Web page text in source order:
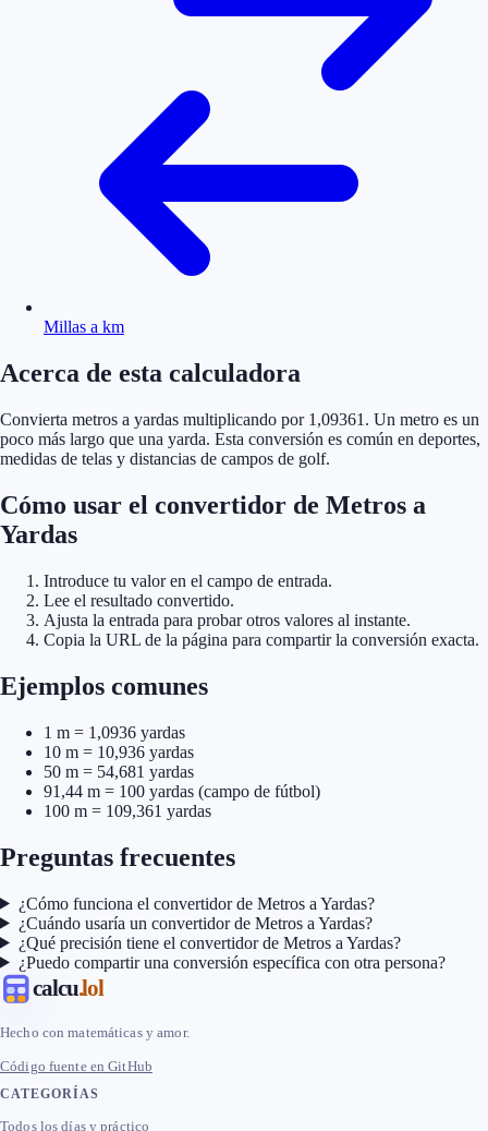
Millas a km
Acerca de esta calculadora
Convierta metros a yardas multiplicando por 1,09361. Un metro es un
poco más largo que una yarda. Esta conversión es común en deportes,
medidas de telas y distancias de campos de golf.
Cómo usar el convertidor de Metros a
Yardas
Introduce tu valor en el campo de entrada.
Lee el resultado convertido.
Ajusta la entrada para probar otros valores al instante.
Copia la URL de la página para compartir la conversión exacta.
Ejemplos comunes
1 m = 1,0936 yardas
10 m = 10,936 yardas
50 m = 54,681 yardas
91,44 m = 100 yardas (campo de fútbol)
100 m = 109,361 yardas
Preguntas frecuentes
¿Cómo funciona el convertidor de Metros a Yardas?
¿Cuándo usaría un convertidor de Metros a Yardas?
¿Qué precisión tiene el convertidor de Metros a Yardas?
¿Puedo compartir una conversión específica con otra persona?
calcu.lol
Hecho con matemáticas y amor.
Código fuente en GitHub
CATEGORÍAS
Todos los días y práctico